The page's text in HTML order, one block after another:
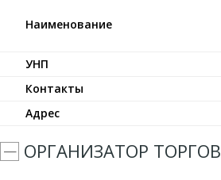
Наименование
УНП
Контакты
Адрес
ОРГАНИЗАТОР ТОРГОВ